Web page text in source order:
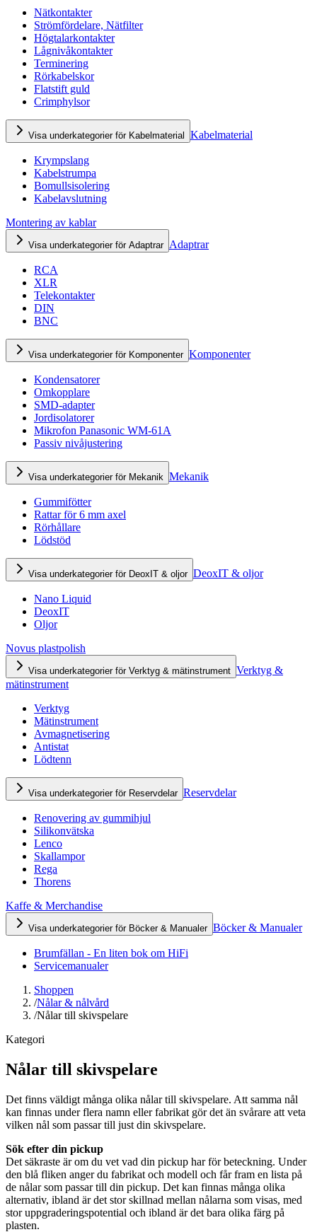
Nätkontakter
Strömfördelare, Nätfilter
Högtalarkontakter
Lågnivåkontakter
Terminering
Rörkabelskor
Flatstift guld
Crimphylsor
Visa underkategorier för Kabelmaterial Kabelmaterial
Krympslang
Kabelstrumpa
Bomullsisolering
Kabelavslutning
Montering av kablar
Visa underkategorier för Adaptrar Adaptrar
RCA
XLR
Telekontakter
DIN
BNC
Visa underkategorier för Komponenter Komponenter
Kondensatorer
Omkopplare
SMD-adapter
Jordisolatorer
Mikrofon Panasonic WM-61A
Passiv nivåjustering
Visa underkategorier för Mekanik Mekanik
Gummifötter
Rattar för 6 mm axel
Rörhållare
Lödstöd
Visa underkategorier för DeoxIT & oljor DeoxIT & oljor
Nano Liquid
DeoxIT
Oljor
Novus plastpolish
Visa underkategorier för Verktyg & mätinstrument Verktyg &
mätinstrument
Verktyg
Mätinstrument
Avmagnetisering
Antistat
Lödtenn
Visa underkategorier för Reservdelar Reservdelar
Renovering av gummihjul
Silikonvätska
Lenco
Skallampor
Rega
Thorens
Kaffe & Merchandise
Visa underkategorier för Böcker & Manualer Böcker & Manualer
Brumfällan - En liten bok om HiFi
Servicemanualer
Shoppen
/Nålar & nålvård
/Nålar till skivspelare
Kategori
Nålar till skivspelare
Det finns väldigt många olika nålar till skivspelare. Att samma nål
kan finnas under flera namn eller fabrikat gör det än svårare att veta
vilken nål som passar till just din skivspelare.
Sök efter din pickup
Det säkraste är om du vet vad din pickup har för beteckning. Under
den blå fliken anger du fabrikat och modell och får fram en lista på
de nålar som passar till din pickup. Det kan finnas många olika
alternativ, ibland är det stor skillnad mellan nålarna som visas, med
stor uppgraderingspotential och ibland är det bara olika färg på
plasten.